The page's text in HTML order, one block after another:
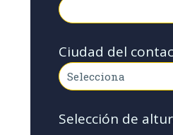
Ciudad del
Selección de